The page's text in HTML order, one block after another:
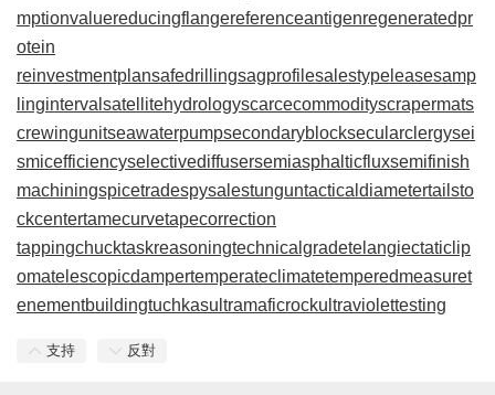
mptionvaluereducingflangereferenceantigenregeneratedpr
otein
reinvestmentplansafedrillingsagprofilesalestypeleasesamp
linginterval satellitehydrologyscarcecommodityscrapermats
crewingunitseawaterpumpsecondaryblocksecularclergysei
smicefficiencyselectivediffusersemiasphalticfluxsemifinish
machiningspicetradespysalestunguntacticaldiametertailsto
ckcentertamecurvetapecorrection
tappingchucktaskreasoningtechnicalgradetelangiectaticlip
omatelescopicdampertemperateclimatetemperedmeasuret
enementbuildingtuchkasultramaficrockultraviolettesting
支持 反對